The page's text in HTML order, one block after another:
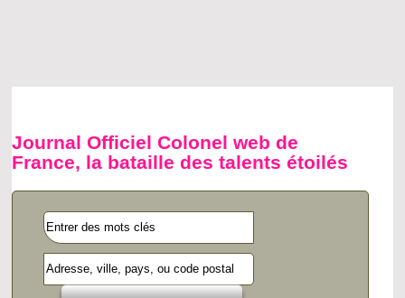
Journal Officiel Colonel web de
France, la bataille des talents étoilés